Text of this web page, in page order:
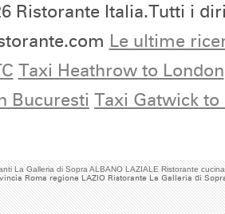
La Galleria di Sopra ALBANO LAZIALE Ristorante
Roma regione LAZIO Ristorante La Galleria di
Ristorante Italia.Tutti i
Le ultime
Taxi Heathrow to London
Bucuresti Taxi Gatwick to